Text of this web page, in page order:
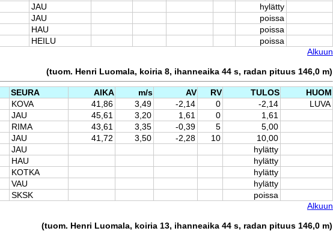
JAU
hylätty
JAU
poissa
HAU
poissa
HEILU
poissa
Alkuun
(tuom. Henri Luomala, koiria 8, ihanneaika 44 s, radan pituus 146,0 m)
SEURA AIKA m/s AV RV TULOS
HUOM
KOVA 41,86 3,49 -2,14 0 -2,14
LUVA
JAU 45,61 3,20 1,61 0
1,61
RIMA 43,61 3,35 -0,39 5
5,00
JAU 41,72 3,50 -2,28 10
10,00
JAU
hylätty
HAU
hylätty
KOTKA
hylätty
VAU
hylätty
SKSK
poissa
Alkuun
(tuom. Henri Luomala, koiria 13, ihanneaika 44 s, radan pituus 146,0 m)